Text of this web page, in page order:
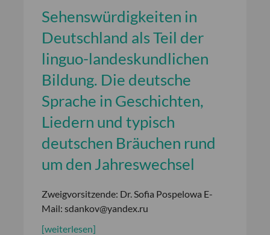
Sehenswürdigkeiten in
Deutschland als Teil der
linguo-landeskundlichen
Bildung. Die deutsche
Sprache in Geschichten,
Liedern und typisch
deutschen Bräuchen rund
um den Jahreswechsel
Zweigvorsitzende: Dr. Sofia Pospelowa E-
Mail: sdankov@yandex.ru
[weiterlesen]